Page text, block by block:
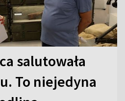
salutowała
To niejedyna